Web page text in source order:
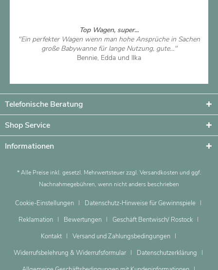
Top Wagen, super...
"Ein perfekter Wagen wenn man hohe Ansprüche in Sachen
große Babywanne für lange Nutzung, gute..."
Bennie, Edda und Ilka
Telefonische Beratung
Shop Service
Informationen
* Alle Preise inkl. gesetzl. Mehrwertsteuer zzgl. Versandkosten und ggf.
Nachnahmegebühren, wenn nicht anders beschrieben
Cookie-Einstellungen
Datenschutz-Hinweise für Gewinnspiele
Reklamation
Bewertungen
Geschäft Bentwisch/ Rostock
Kontakt
Versand und Zahlungsbedingungen
Widerrufsbelehrung & Widerrufsformular
Datenschutzerklärung